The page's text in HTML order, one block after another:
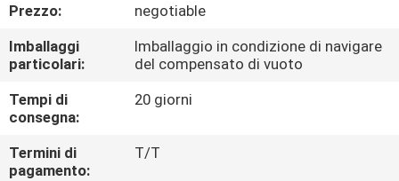
CONTATTICI
RICHIEDA
UNA
CITAZIONE
Prezzo:
negotiable
Imballaggi
particolari:
Imballaggio in condizione di navigare
del compensato di vuoto
Tempi di
consegna:
20 giorni
Termini di
pagamento:
T/T